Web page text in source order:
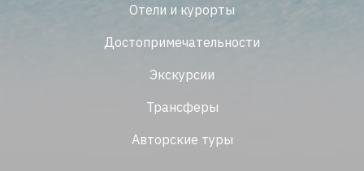
Отели и курорты
Достопримечательности
Экскурсии
Трансферы
Авторские туры